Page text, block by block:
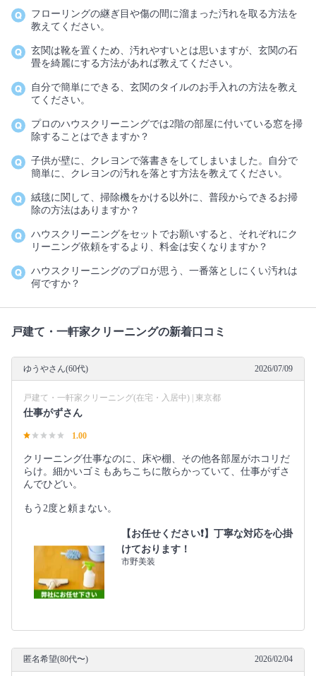
フローリングの継ぎ目や傷の間に溜まった汚れを取る方法を
教えてください。
玄関は靴を置くため、汚れやすいとは思いますが、玄関の石
畳を綺麗にする方法があれば教えてください。
自分で簡単にできる、玄関のタイルのお手入れの方法を教え
てください。
プロのハウスクリーニングでは2階の部屋に付いている窓を掃
除することはできますか？
子供が壁に、クレヨンで落書きをしてしまいました。自分で
簡単に、クレヨンの汚れを落とす方法を教えてください。
絨毯に関して、掃除機をかける以外に、普段からできるお掃
除の方法はありますか？
ハウスクリーニングをセットでお願いすると、それぞれにク
リーニング依頼をするより、料金は安くなりますか？
ハウスクリーニングのプロが思う、一番落としにくい汚れは
何ですか？
戸建て・一軒家クリーニングの新着口コミ
ゆうやさん(60代) 2026/07/09
戸建て・一軒家クリーニング(在宅・入居中) | 東京都
仕事がずさん
1.00
クリーニング仕事なのに、床や棚、その他各部屋がホコリだ
らけ。細かいゴミもあちこちに散らかっていて、仕事がずさ
んでひどい。
もう2度と頼まない。
【お任せください❗️】丁寧な対応を心掛
けております！
市野美装
匿名希望(80代〜) 2026/02/04